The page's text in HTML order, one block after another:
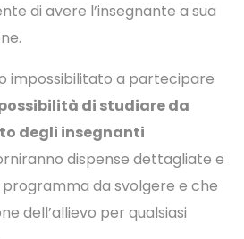
di avere l’insegnante a sua
impossibilitato a partecipare
di studiare da
degli insegnanti
dispense dettagliate e
da svolgere e che
dell’allievo per qualsiasi